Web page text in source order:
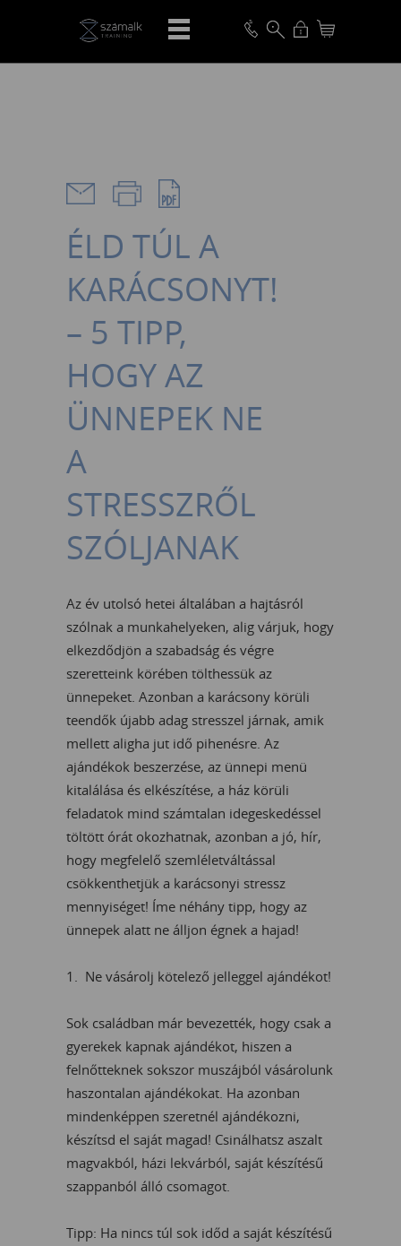
VISSZA
ÉLD TÚL A
KARÁCSONYT!
– 5 TIPP,
HOGY AZ
ÜNNEPEK NE
A
STRESSZRŐL
SZÓLJANAK
Az év utolsó hetei általában a hajtásról
szólnak a munkahelyeken, alig várjuk, hogy
elkezdődjön a szabadság és végre
szeretteink körében tölthessük az
ünnepeket. Azonban a karácsony körüli
teendők újabb adag stresszel járnak, amik
mellett aligha jut idő pihenésre. Az
ajándékok beszerzése, az ünnepi menü
kitalálása és elkészítése, a ház körüli
feladatok mind számtalan idegeskedéssel
töltött órát okozhatnak, azonban a jó, hír,
hogy megfelelő szemléletváltással
csökkenthetjük a karácsonyi stressz
mennyiséget! Íme néhány tipp, hogy az
ünnepek alatt ne álljon égnek a hajad!
1. Ne vásárolj kötelező jelleggel ajándékot!
Sok családban már bevezették, hogy csak a
gyerekek kapnak ajándékot, hiszen a
felnőtteknek sokszor muszájból vásárolunk
haszontalan ajándékokat. Ha azonban
mindenképpen szeretnél ajándékozni,
készítsd el saját magad! Csinálhatsz aszalt
magvakból, házi lekvárból, saját készítésű
szappanból álló csomagot.
Tipp: Ha nincs túl sok időd a saját készítésű